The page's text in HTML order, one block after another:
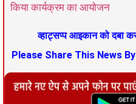
किया कार्यक्रम का आयोजन
व्हाट्सप्प आइकान को दबा
Please Share This News